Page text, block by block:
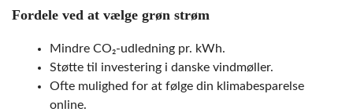
Fordele ved at vælge grøn strøm
Mindre CO₂-udledning pr. kWh.
Støtte til investering i danske vindmøller.
Ofte mulighed for at følge din klimabesparelse
online.